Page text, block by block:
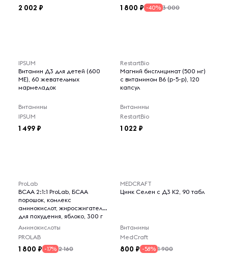
2 002 1 800 -40% 3 000
IPSUM
Витамин Д3 для детей (600
МЕ), 60 жевательных
мармеладок
Витамины
IPSUM
1 499
RestartBio
Магний бисглицинат (500 мг)
с витамином В6 (р-5-р), 120
капсул
Витамины
RestartBio
1 022
ProLab
BCAA 2:1:1 ProLab, БСАА
порошок, комлекс
аминокислот, жиросжигатель
для похудения, яблоко, 300 г
Аминокислоты
PROLAB
1 800 -17% 2 160
MEDCRAFT
Цинк Селен с Д3 К2, 90 табл
Витамины
MedCraft
800 -58% 1 900